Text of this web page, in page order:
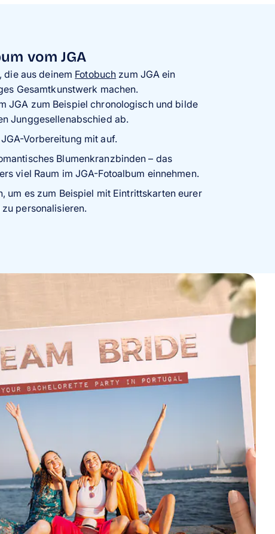
vom JGA
die aus deinem Fotobuch zum JGA ein
Gesamtkunstwerk machen.
JGA zum Beispiel chronologisch und bilde
Junggesellenabschied ab.
Vorbereitung mit auf.
Blumenkranzbinden – das
viel Raum im JGA-Fotoalbum einnehmen.
um es zum Beispiel mit Eintrittskarten eurer
personalisieren.